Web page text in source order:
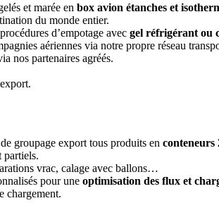
et marée en box avion étanches et
du monde entier.
d’empotage avec gel réfrigérant ou
aériennes via notre propre réseau
nos partenaires agréés.
groupage export tous produits en conteneurs
partiels.
vrac, calage avec ballons…
pour une optimisation des flux et
chargement.